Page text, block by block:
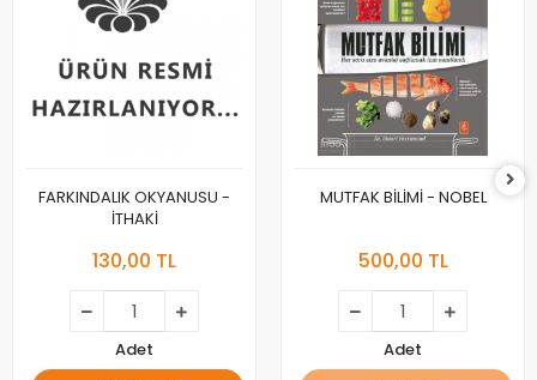
FARKINDALIK OKYANUSU -
İTHAKİ
130,00 TL
Adet
MUTFAK BİLİMİ - NOBEL
500,00 TL
Adet